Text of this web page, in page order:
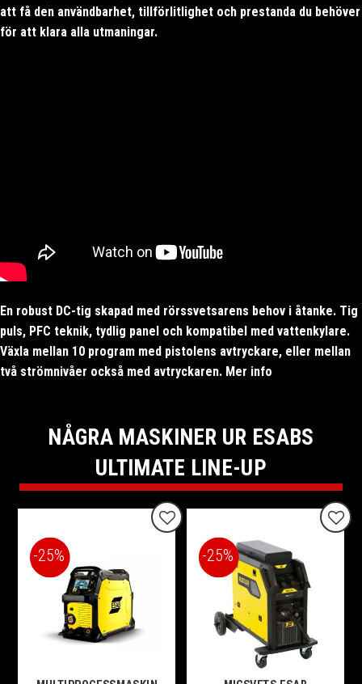
att få den användbarhet, tillförlitlighet och prestanda du behöver
för att klara alla utmaningar.
En robust DC-tig skapad med rörssvetsarens behov i åtanke. Tig
puls, PFC teknik, tydlig panel och kompatibel med vattenkylare.
Växla mellan 10 program med pistolens avtryckare, eller mellan
två strömnivåer också med avtryckaren. Mer info
NÅGRA MASKINER UR ESABS
ULTIMATE LINE-UP
25%
Lägg till i favoriter
25%